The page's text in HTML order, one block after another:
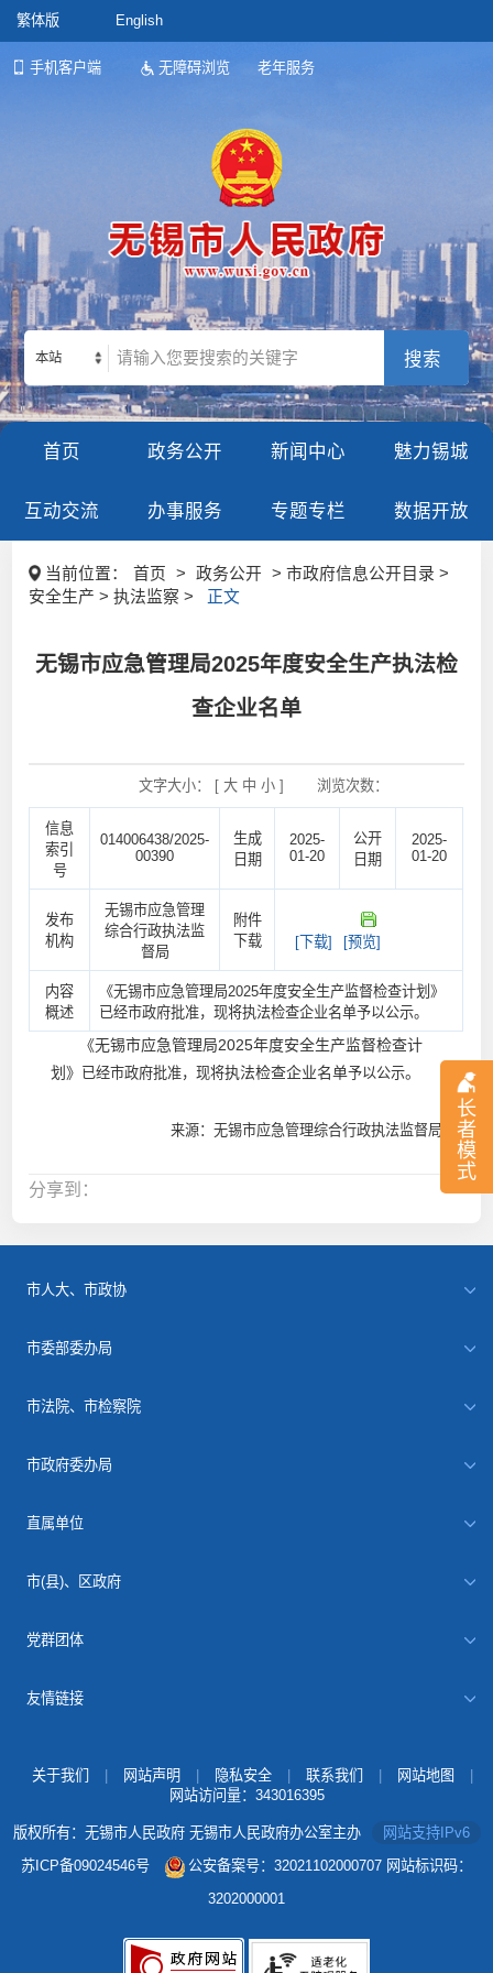
繁体版 English
手机客户端 无障碍浏览 老年服务
长
者
模
式
本站
首页 政务公开 新闻中心 魅力锡城
互动交流 办事服务 专题专栏 数据开放
当前位置： 首页 > 政务公开
> 市政府信息公开目录 >
安全生产 > 执法监察 >
正文
无锡市应急管理局2025年度安全生产执法检
查企业名单
文字大小： [ 大 中 小] 浏览次数：
信息
索引
号
014006438/2025-
00390
生成
日期
2025-
01-20
公开
日期
2025-
01-20
发布
机构
无锡市应急管理
综合行政执法监
督局
附件
下载
[下载] [预览]
内容
概述
《无锡市应急管理局2025年度安全生产监督检查计划》
已经市政府批准，现将执法检查企业名单予以公示。
《无锡市应急管理局2025年度安全生产监督检查计
划》 已经市政府批准，现将执法检查企业名单予以公示。
来源：无锡市应急管理综合行政执法监督局
分享到：
市人大、市政协
市委部委办局
市法院、市检察院
市政府委办局
直属单位
市(县)、区政府
党群团体
友情链接
关于我们 网站声明 隐私安全 联系我们 网站地图
网站访问量： 343016395
版权所有：无锡市人民政府 无锡市人民政府办公室主办
网站支持IPv6
苏ICP备09024546号
公安备案号：32021102000707 网站标识码：
3202000001